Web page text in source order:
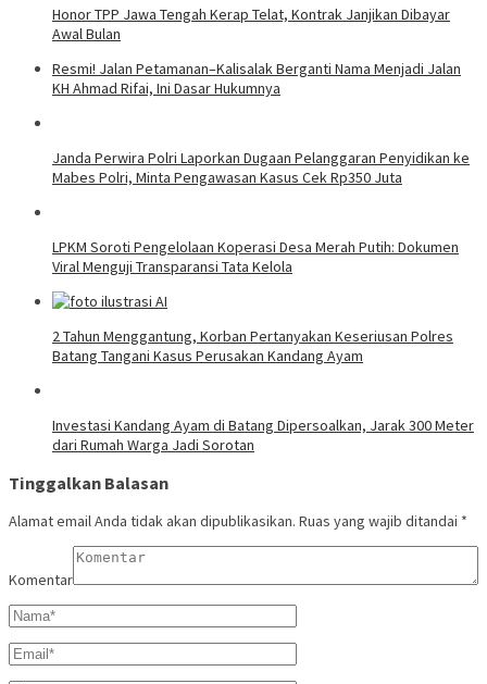
Honor TPP Jawa Tengah Kerap Telat, Kontrak Janjikan Dibayar
Awal Bulan
Resmi! Jalan Petamanan–Kalisalak Berganti Nama Menjadi Jalan
KH Ahmad Rifai, Ini Dasar Hukumnya
Janda Perwira Polri Laporkan Dugaan Pelanggaran Penyidikan ke
Mabes Polri, Minta Pengawasan Kasus Cek Rp350 Juta
LPKM Soroti Pengelolaan Koperasi Desa Merah Putih: Dokumen
Viral Menguji Transparansi Tata Kelola
2 Tahun Menggantung, Korban Pertanyakan Keseriusan Polres
Batang Tangani Kasus Perusakan Kandang Ayam
Investasi Kandang Ayam di Batang Dipersoalkan, Jarak 300 Meter
dari Rumah Warga Jadi Sorotan
Tinggalkan Balasan
Alamat email Anda tidak akan dipublikasikan. Ruas yang wajib ditandai *
Komentar